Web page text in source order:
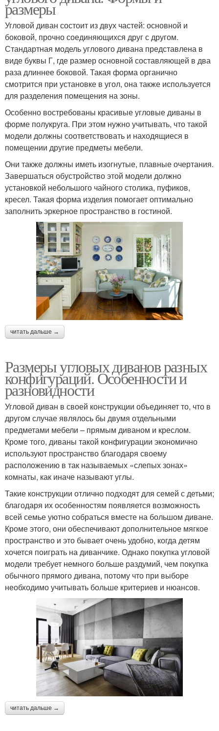
размеры
Угловой диван состоит из двух частей: основной и
боковой, прочно соединяющихся друг с другом.
Стандартная модель углового дивана представлена в
виде буквы Г, где размер основной составляющей в два
раза длиннее боковой. Такая форма органично
смотрится при установке в угол, она также используется
для разделения помещения на зоны.
Особенно востребованы красивые угловые диваны в
форме полукруга. При этом нужно учитывать, что такой
модели должны соответствовать и находящиеся в
помещении другие предметы мебели.
Они также должны иметь изогнутые, плавные очертания.
Завершаться обустройство этой модели должно
установкой небольшого чайного столика, пуфиков,
кресел. Такая форма изделия помогает оптимально
заполнить эркерное пространство в гостиной.
читать дальше →
Размеры угловых диванов разных
конфигураций. Особенности и
разновидности
Угловой диван в своей конструкции объединяет то, что в
другом случае являлось бы двумя отдельными
предметами мебели – прямым диваном и креслом.
Кроме того, диваны такой конфигурации экономично
используют пространство благодаря своему
расположению в так называемых «слепых зонах»
комнаты, как иначе называют углы.
Такие конструкции отлично подходят для семей с детьми;
благодаря их особенностям появляется возможность
всей семье уютно собраться вместе на большом диване.
Кроме этого, они обеспечивают дополнительное мягкое
пространство и это бывает очень удобно, когда детям
хочется поиграть на диванчике. Однако покупка угловой
модели требует немного больше раздумий, чем покупка
обычного прямого дивана, потому что при выборе
необходимо учитывать больше критериев и нюансов.
читать дальше →